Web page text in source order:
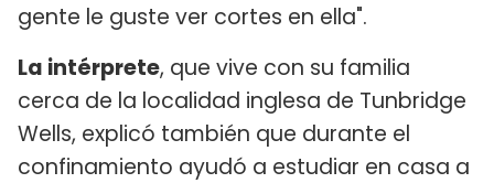
gente le guste ver cortes en ella".
La intérprete, que vive con su familia
cerca de la localidad inglesa de Tunbridge
Wells, explicó también que durante el
confinamiento ayudó a estudiar en casa a